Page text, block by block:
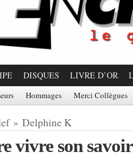
DISQUES LIVRE D’OR
Hommages Merci Collègues
» Delphine K
vivre son